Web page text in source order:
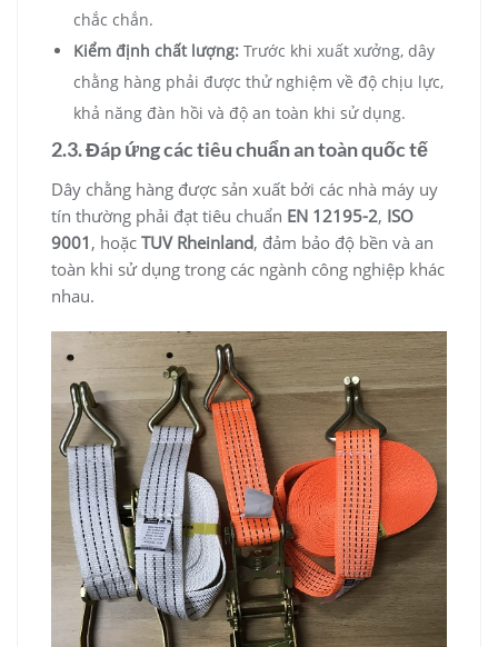
chắc chắn.
Kiểm định chất lượng: Trước khi xuất xưởng, dây
chằng hàng phải được thử nghiệm về độ chịu lực,
khả năng đàn hồi và độ an toàn khi sử dụng.
2.3. Đáp ứng các tiêu chuẩn an toàn quốc tế
Dây chằng hàng được sản xuất bởi các nhà máy uy
tín thường phải đạt tiêu chuẩn EN 12195-2, ISO
9001 , hoặc TUV Rheinland, đảm bảo độ bền và an
toàn khi sử dụng trong các ngành công nghiệp khác
nhau.